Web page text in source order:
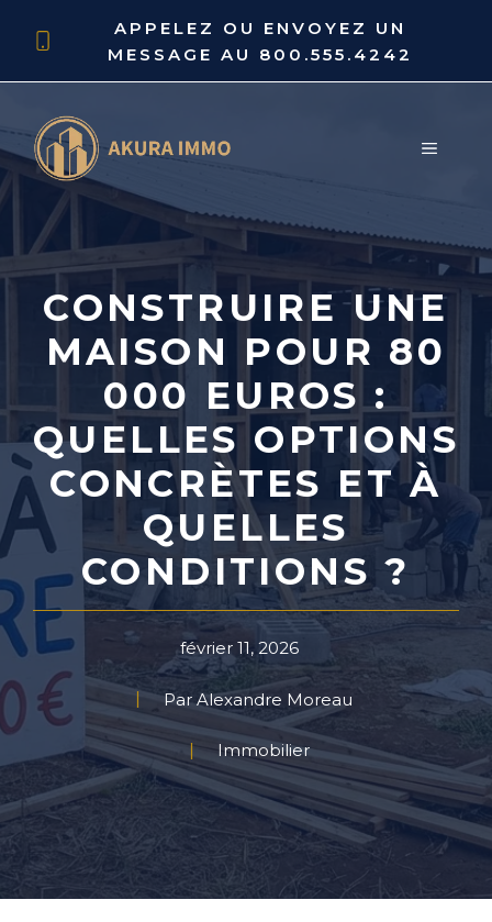
APPELEZ OU ENVOYEZ UN
MESSAGE AU 800.555.4242
MENU
CONSTRUIRE UNE
MAISON POUR 80
000 EUROS :
QUELLES OPTIONS
CONCRÈTES ET À
QUELLES
CONDITIONS ?
février 11, 2026
Par Alexandre Moreau
Immobilier